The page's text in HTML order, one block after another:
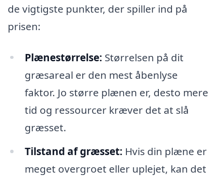
de vigtigste punkter, der spiller ind på
prisen:
Plænestørrelse: Størrelsen på dit
græsareal er den mest åbenlyse
faktor. Jo større plænen er, desto mere
tid og ressourcer kræver det at slå
græsset.
Tilstand af græsset: Hvis din plæne er
meget overgroet eller uplejet, kan det